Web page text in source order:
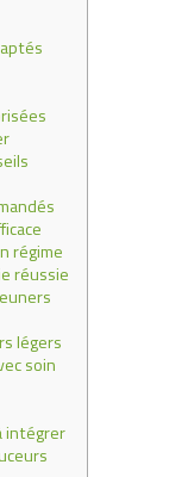
régime
réussie
légers
soin
intégrer